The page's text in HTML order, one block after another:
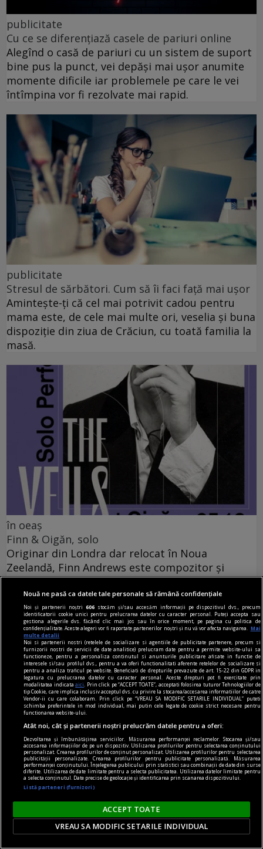
publicitate
Cu ce se diferențiază casele de pariuri online
Alegînd o casă de pariuri cu un sistem de suport
bine pus la punct, vei depăși mai ușor anumite
momente dificile iar problemele pe care le vei
întîmpina vor fi rezolvate mai rapid.
publicitate
Stresul de sărbători. Cum să îi faci față mai ușor
Amintește-ți că cel mai potrivit cadou pentru
mama este, de cele mai multe ori, veselia și buna
dispoziție din ziua de Crăciun, cu toată familia la
masă.
în oeaș
Finn & Oigăn, solo
Originar din Londra dar relocat în Noua
Zeelandă, Finn Andrews este compozitor și
multi-instrumentist.
material susținut de philip morris românia
Philip Morris International lansează în România
prima ediție limitată IQOS ILUMA – descoperă
IQOS ILUMA STARDRIFT
Philip Morris International (PMI) lansează la
finalul acestei luni IQOS ILUMA STARDRIFT,
prima ediție limitată a celui mai inovator produs
Nouă ne pasă ca datele tale personale să rămână confidențiale
Noi și partenerii noștri606 stocăm și/sau accesăm informații pe dispozitivul dvs., precum
identificatorii cookie unici pentru prelucrarea datelor cu caracter personal. Puteți accepta sau
gestiona alegerile dvs. făcând clic mai jos sau în orice moment, pe pagina cu politica de
confidențialitate. Aceste alegeri vor fi raportate partenerilor noștri și nu vă vor afecta navigarea.
Mai
multe detalii
Noi si partenerii nostri (retelele de socializare si agentiile de publicitate partenere, precum si
furnizorii nostri de servicii de date analitice) prelucram date pentru a permite website-ului sa
functioneze, pentru a personaliza continutul si anunturile publicitare afisate in functie de
interesele si/sau profilul dvs., pentru a va oferi functionalitati aferente retelelor de socializare si
pentru a analiza traficul pe website. Beneficiati de drepturile prevazute de art. 15-22 din GDPR in
legatura cu prelucrarea datelor cu caracter personal. Aceste drepturi pot fi exercitate prin
modalitatea indicataaici
. Prin click pe “ACCEPT TOATE”, acceptati folosirea tuturor Tehnologiilor de
tip Cookie, care implica inclusiv acceptul dvs. cu privire la stocarea/accesarea informatiilor de catre
Vendor-ii cu care colaboram. Prin click pe “VREAU SA MODIFIC SETARILE INDIVIDUAL” puteti
schimba preferintele in mod individual, mai putin cele legate de cookie strict necesare pentru
functionarea website-ului.
Atât noi, cât și partenerii noștri prelucrăm datele pentru a oferi:
Dezvoltarea și îmbunătățirea serviciilor. Măsurarea performanței reclamelor. Stocarea și/sau
accesarea informațiilor de pe un dispozitiv. Utilizarea profilurilor pentru selectarea conținutului
personalizat. Crearea profilurilor de conținut personalizat. Utilizarea profilurilor pentru selectarea
publicității personalizate. Crearea profilurilor pentru publicitate personalizată. Măsurarea
performanței conținutului. Înțelegerea publicului prin statistici sau combinații de date din surse
diferite. Utilizarea de date limitate pentru a selecta publicitatea. Utilizarea datelor limitate pentru
a selecta conținutul. Date precise de geolocație și identificarea prin scanarea dispozitivului.
Listă parteneri (furnizori)
ACCEPT TOATE
VREAU SA MODIFIC SETARILE INDIVIDUAL